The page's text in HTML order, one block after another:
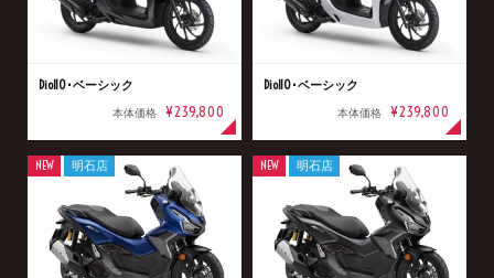
Dio110･ベーシック
本体価格 ¥239,800
Dio110･ベーシック
本体価格 ¥239,800
NEW 明石店 NEW 明石店